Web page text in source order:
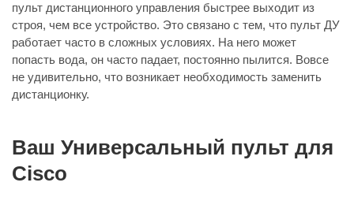
пульт дистанционного управления быстрее выходит из
строя, чем все устройство. Это связано с тем, что пульт ДУ
работает часто в сложных условиях. На него может
попасть вода, он часто падает, постоянно пылится. Вовсе
не удивительно, что возникает необходимость заменить
дистанционку.
Ваш Универсальный пульт для
Cisco